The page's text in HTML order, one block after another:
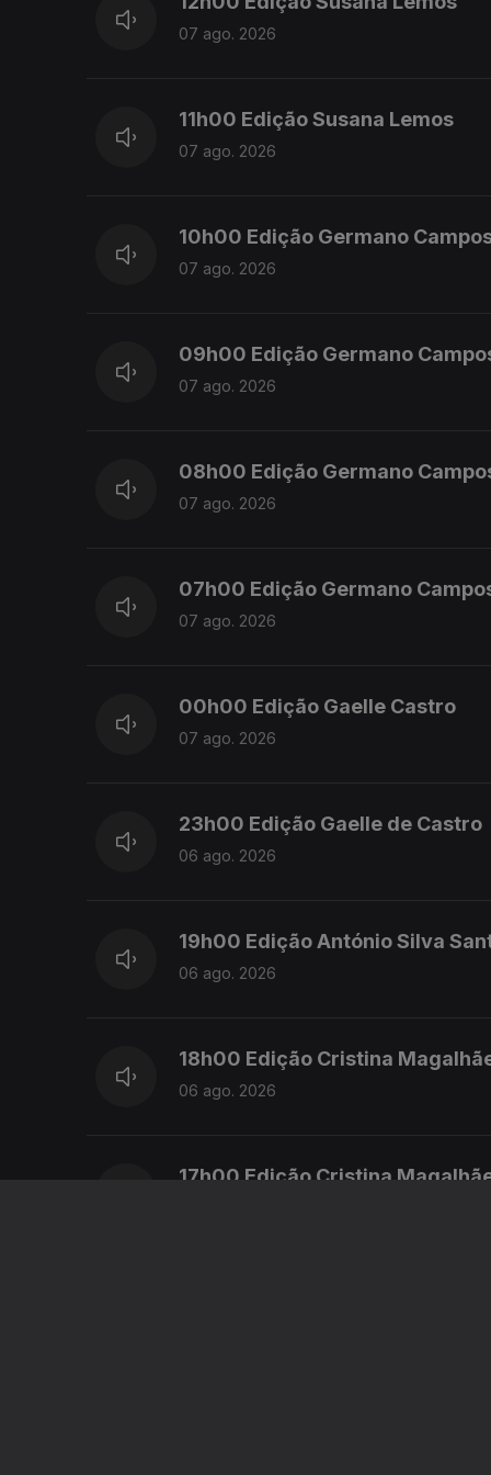
07 ago. 2026
11h00 Edição Susana Lemos
07 ago. 2026
10h00 Edição Germano
07 ago. 2026
09h00 Edição Germano
07 ago. 2026
08h00 Edição Germano
07 ago. 2026
07h00 Edição Germano
07 ago. 2026
00h00 Edição Gaelle Castro
07 ago. 2026
23h00 Edição Gaelle de Castro
06 ago. 2026
19h00 Edição António Silva
06 ago. 2026
18h00 Edição Cristina
06 ago. 2026
17h00 Edição Cristina